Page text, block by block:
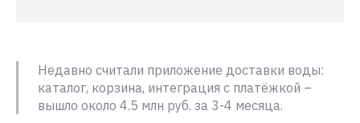
Недавно считали приложение доставки воды:
каталог, корзина, интеграция с платёжкой –
вышло около 4.5 млн руб. за 3-4 месяца.